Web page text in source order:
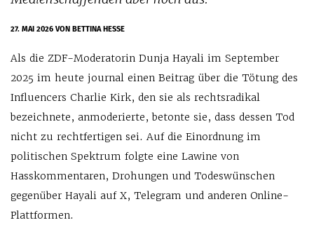
27. MAI 2026VON BETTINA HESSE
Als die ZDF-Moderatorin Dunja Hayali im September
2025 im heute journal einen Beitrag über die Tötung des
Influencers Charlie Kirk, den sie als rechtsradikal
bezeichnete, anmoderierte, betonte sie, dass dessen Tod
nicht zu rechtfertigen sei. Auf die Einordnung im
politischen Spektrum folgte eine Lawine von
Hasskommentaren, Drohungen und Todeswünschen
gegenüber Hayali auf X, Telegram und anderen Online-
Plattformen.